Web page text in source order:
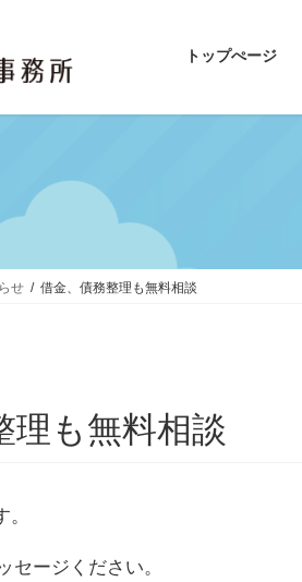
トップぺージ
せ 借金、債務整理も無料相談
理も無料相談
セージください。